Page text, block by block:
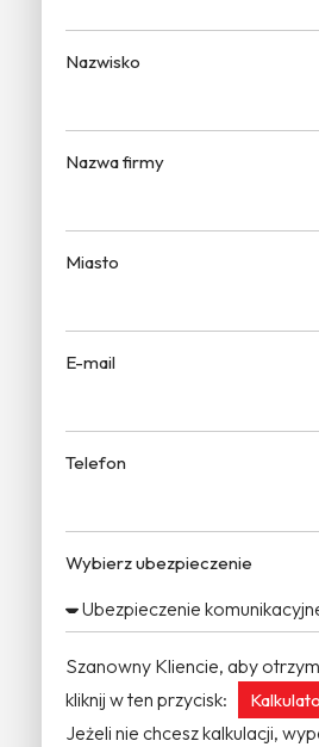
Nazwisko
Nazwa firmy
Miasto
E-mail
Telefon
Wybierz ubezpieczenie
Szanowny Kliencie, aby
kliknij w ten przycisk:
Jeżeli nie chcesz kalkulacji,